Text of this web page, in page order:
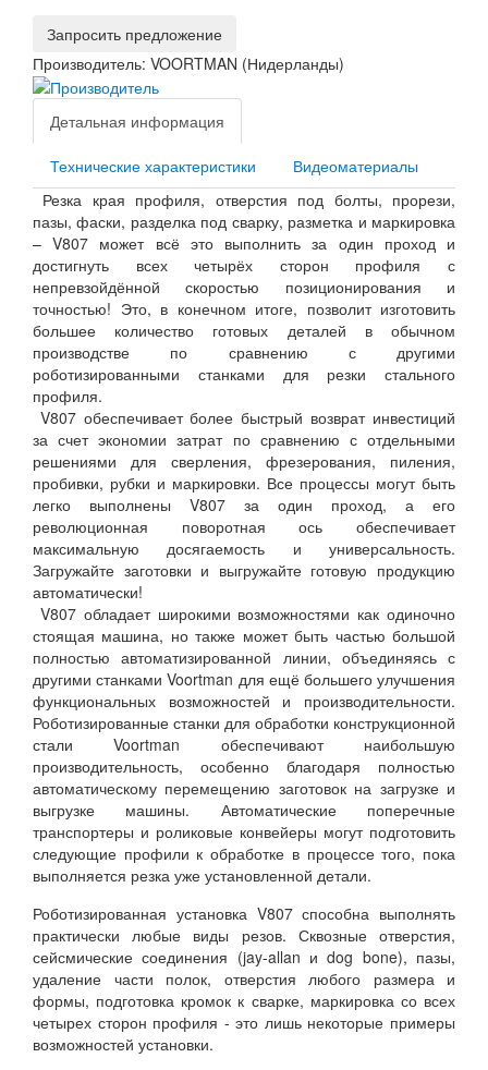
Запросить предложение
Производитель: VOORTMAN (Нидерланды)
Детальная информация
Технические характеристики
Видеоматериалы
Резка края профиля, отверстия под болты, прорези,
пазы, фаски, разделка под сварку, разметка и маркировка
– V807 может всё это выполнить за один проход и
достигнуть всех четырёх сторон профиля с
непревзойдённой скоростью позиционирования и
точностью! Это, в конечном итоге, позволит изготовить
большее количество готовых деталей в обычном
производстве по сравнению с другими
роботизированными станками для резки стального
профиля.
V807 обеспечивает более быстрый возврат инвестиций
за счет экономии затрат по сравнению с отдельными
решениями для сверления, фрезерования, пиления,
пробивки, рубки и маркировки. Все процессы могут быть
легко выполнены V807 за один проход, а его
революционная поворотная ось обеспечивает
максимальную досягаемость и универсальность.
Загружайте заготовки и выгружайте готовую продукцию
автоматически!
V807 обладает широкими возможностями как одиночно
стоящая машина, но также может быть частью большой
полностью автоматизированной линии, объединяясь с
другими станками Voortman для ещё большего улучшения
функциональных возможностей и производительности.
Роботизированные станки для обработки конструкционной
стали Voortman обеспечивают наибольшую
производительность, особенно благодаря полностью
автоматическому перемещению заготовок на загрузке и
выгрузке машины. Автоматические поперечные
транспортеры и роликовые конвейеры могут подготовить
следующие профили к обработке в процессе того, пока
выполняется резка уже установленной детали.
Роботизированная установка V807 способна выполнять
практически любые виды резов. Сквозные отверстия,
сейсмические соединения (jay-allan и dog bone), пазы,
удаление части полок, отверстия любого размера и
формы, подготовка кромок к сварке, маркировка со всех
четырех сторон профиля - это лишь некоторые примеры
возможностей установки.